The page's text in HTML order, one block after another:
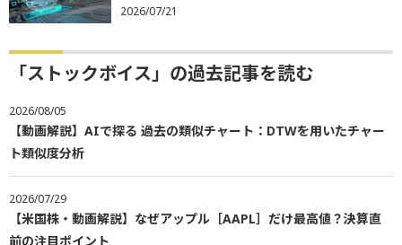
2026/07/21
「ストックボイス」の過去記事を読む
2026/08/05
【動画解説】AIで探る 過去の類似チャート：DTWを用いたチャー
ト類似度分析
2026/07/29
【米国株・動画解説】なぜアップル［AAPL］だけ最高値？決算直
前の注目ポイント